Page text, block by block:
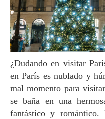
¿Dudando en visitar París en invierno? Sí, el invierno
en París es nublado y
mal momento para
se baña en una
fantástico y